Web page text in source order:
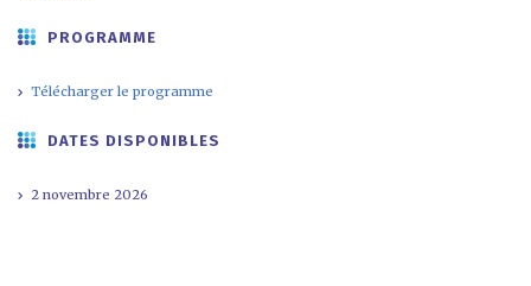
PROGRAMME
Télécharger le programme
DATES DISPONIBLES
2 novembre 2026